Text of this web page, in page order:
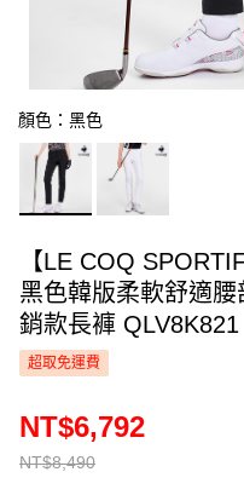
顏色：黑色
【LE COQ
黑色韓版柔軟舒適
銷款長褲 QLV8K821
超取免運費
NT$8,490
NT$6,792